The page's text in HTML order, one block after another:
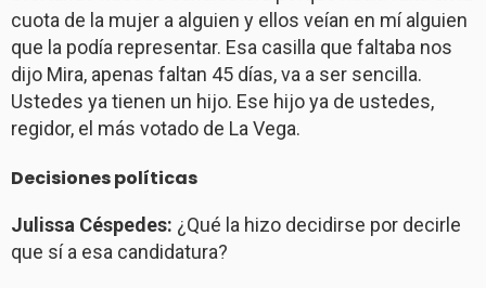
cuota de la mujer a alguien y ellos veían en mí alguien
que la podía representar. Esa casilla que faltaba nos
dijo Mira, apenas faltan 45 días, va a ser sencilla.
Ustedes ya tienen un hijo. Ese hijo ya de ustedes,
regidor, el más votado de La Vega.
Decisiones políticas
Julissa Céspedes: ¿Qué la hizo decidirse por decirle
que sí a esa candidatura?